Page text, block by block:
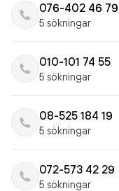
076-402 46 79
5 sökningar
010-101 74 55
5 sökningar
08-525 184 19
5 sökningar
072-573 42 29
5 sökningar